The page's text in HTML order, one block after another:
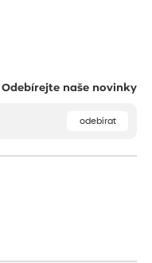
Odebírejte naše novinky
odebírat